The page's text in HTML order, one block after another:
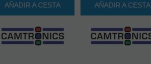
AÑADIR A CESTA AÑADIR A CESTA